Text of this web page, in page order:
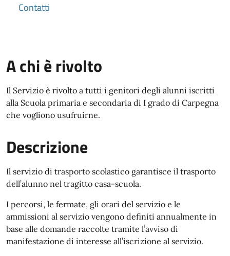
Contatti
A chi è rivolto
Il Servizio è rivolto a tutti i genitori degli alunni iscritti
alla Scuola primaria e secondaria di I grado di Carpegna
che vogliono usufruirne.
Descrizione
Il servizio di trasporto scolastico garantisce il trasporto
dell’alunno nel tragitto casa-scuola.
I percorsi, le fermate, gli orari del servizio e le
ammissioni al servizio vengono definiti annualmente in
base alle domande raccolte tramite l’avviso di
manifestazione di interesse all’iscrizione al servizio.